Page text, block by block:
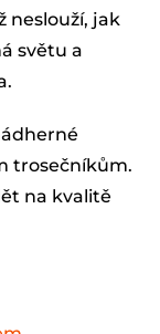
neslouží, jak
světu a
trosečníkům.
na kvalitě